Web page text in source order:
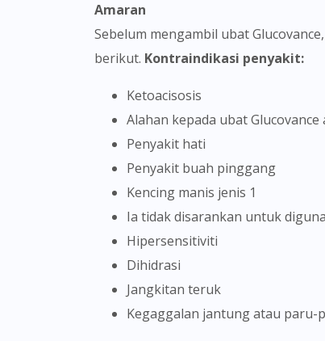
Amaran
Sebelum mengambil ubat Glucovance,
berikut. Kontraindikasi penyakit:
Ketoacisosis
Alahan kepada ubat
Penyakit hati
Penyakit buah pinggang
Kencing manis jenis 1
Ia tidak disarankan untuk
Hipersensitiviti
Dihidrasi
Jangkitan teruk
Kegaggalan jantung atau paru-